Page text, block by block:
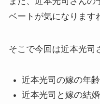
ベートが気になります
そこで今回は近本光司
近本光司の嫁の年
近本光司と嫁の結